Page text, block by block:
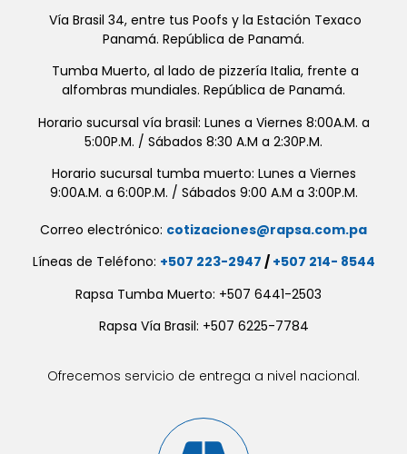
Vía Brasil 34, entre tus Poofs y la Estación Texaco
Panamá. República de Panamá.
Tumba Muerto, al lado de pizzería Italia, frente a
alfombras mundiales. República de Panamá.
Horario sucursal vía brasil: Lunes a Viernes 8:00A.M. a
5:00P.M. / Sábados 8:30 A.M a 2:30P.M.
Horario sucursal tumba muerto: Lunes a Viernes
9:00A.M. a 6:00P.M. / Sábados 9:00 A.M a 3:00P.M.
Correo electrónico: cotizaciones@rapsa.com.pa
Líneas de Teléfono: +507 223-2947 / +507 214- 8544
Rapsa Tumba Muerto: +507 6441-2503
Rapsa Vía Brasil: +507 6225-7784
Ofrecemos servicio de entrega a nivel nacional.